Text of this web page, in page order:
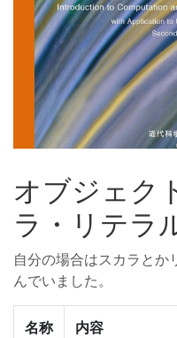
オブジェク
ラ・リテラ
自分の場合はスカラとか
んでいました。
名称 内容